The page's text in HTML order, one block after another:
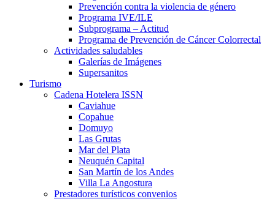
Prevención contra la violencia de género
Programa IVE/ILE
Subprograma – Actitud
Programa de Prevención de Cáncer Colorrectal
Actividades saludables
Galerías de Imágenes
Supersanitos
Turismo
Cadena Hotelera ISSN
Caviahue
Copahue
Domuyo
Las Grutas
Mar del Plata
Neuquén Capital
San Martín de los Andes
Villa La Angostura
Prestadores turísticos convenios